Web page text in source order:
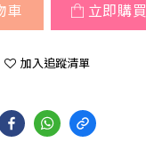
車 立即購買
加入追蹤清單